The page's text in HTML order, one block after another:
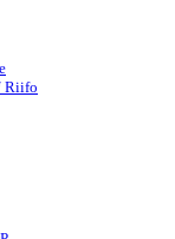
Riifo